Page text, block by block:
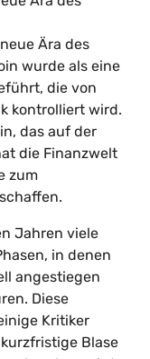
Ära des
wurde als eine
die von
kontrolliert wird.
das auf der
die Finanzwelt
zum
Jahren viele
in denen
angestiegen
Diese
Kritiker
Blase